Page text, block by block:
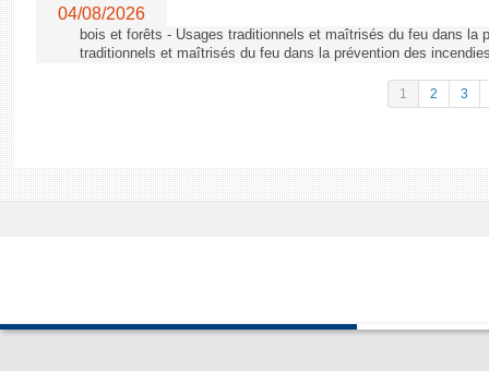
04/08/2026
bois et forêts - Usages traditionnels et maîtrisés du feu dans la
traditionnels et maîtrisés du feu dans la prévention des
1 2 3